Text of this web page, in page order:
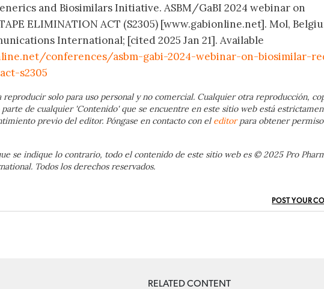
and Biosimilars Initiative. ASBM/GaBI 2024 webinar on
ELIMINATION ACT (S2305) [www.gabionline.net]. Mol,
International; [cited 2025 Jan 21]. Available
conferences/asbm-gabi-2024-webinar-on-biosimilar-
s2305
reproducir solo para uso personal y no comercial. Cualquier otra reproducción,
de cualquier 'Contenido' que se encuentre en este sitio web está
previo del editor. Póngase en contacto con el editorpara obtener
se indique lo contrario, todo el contenido de este sitio web es © 2025 Pro
Todos los derechos reservados.
POST YOUR
RELATED CONTENT